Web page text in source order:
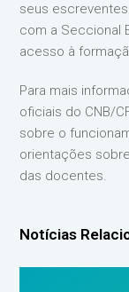
seus
com a Seccional
acesso à
Para mais
oficiais do CNB/
sobre o
orientações
das docentes.
Notícias